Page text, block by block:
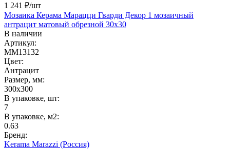
1 241 ₽/шт
Мозаика Керама Марацци Гварди Декор 1 мозаичный
антрацит матовый обрезной 30x30
В наличии
Артикул:
MM13132
Цвет:
Антрацит
Размер, мм:
300x300
В упаковке, шт:
7
В упаковке, м2:
0.63
Бренд:
Kerama Marazzi (Россия)